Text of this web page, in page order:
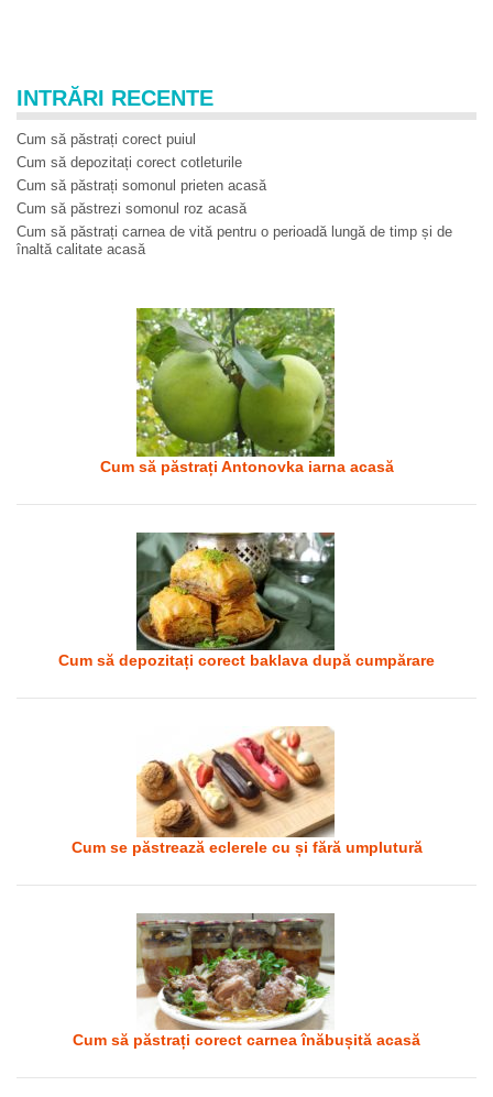
INTRĂRI RECENTE
Cum să păstrați corect puiul
Cum să depozitați corect cotleturile
Cum să păstrați somonul prieten acasă
Cum să păstrezi somonul roz acasă
Cum să păstrați carnea de vită pentru o perioadă lungă de timp și de
înaltă calitate acasă
Cum să păstrați Antonovka iarna acasă
Cum să depozitați corect baklava după cumpărare
Cum se păstrează eclerele cu și fără umplutură
Cum să păstrați corect carnea înăbușită acasă